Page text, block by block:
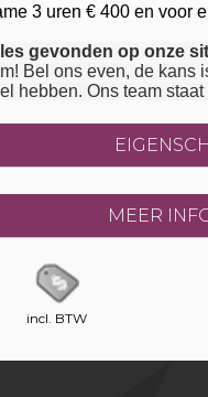
3 uren € 400 en voor
gevonden op onze
Bel ons even, de kans
hebben. Ons team
MEER
incl. BTW